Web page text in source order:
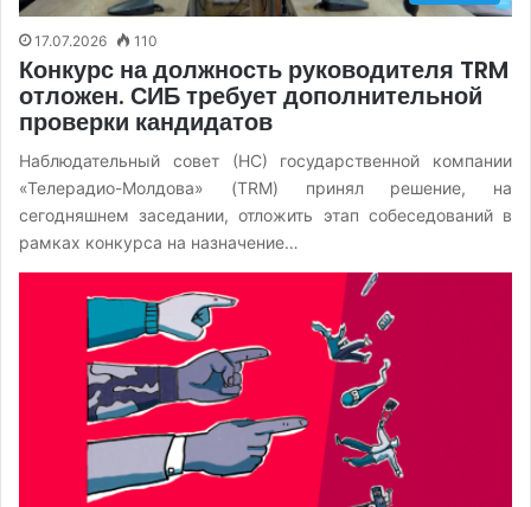
17.07.2026 110
Конкурс на должность руководителя TRM
отложен. СИБ требует дополнительной
проверки кандидатов
Наблюдательный совет (НС) государственной компании
«Телерадио-Молдова» (TRM) принял решение, на
сегодняшнем заседании, отложить этап собеседований в
рамках конкурса на назначение…